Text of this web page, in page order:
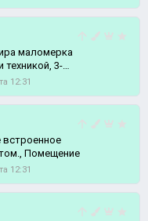
маломерка
техникой, 3-
12:31
Помещение
12:31